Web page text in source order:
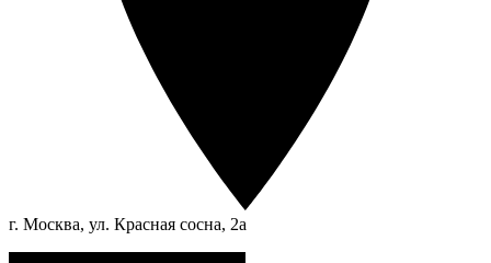
г. Москва, ул. Красная сосна, 2а